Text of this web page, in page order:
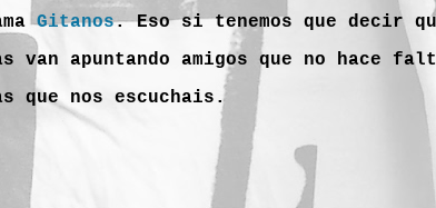
Gitanos. Eso si tenemos que decir
van apuntando amigos que no hace
que nos escuchais.